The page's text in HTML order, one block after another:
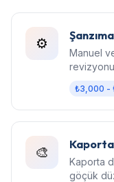
⚙️
Manuel
₺3,000 -
🎨
Kaporta
göçük